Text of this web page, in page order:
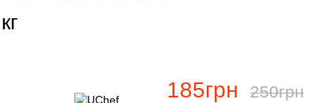
185грн 250грн